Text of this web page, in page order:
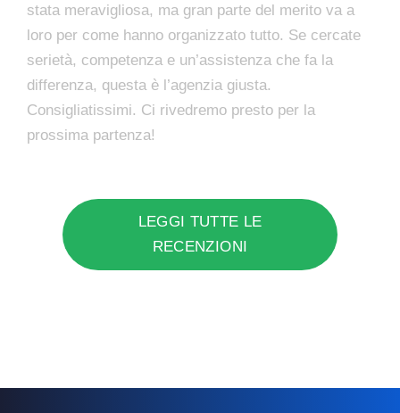
stata meravigliosa, ma gran parte del merito va a
loro per come hanno organizzato tutto. Se cercate
serietà, competenza e un’assistenza che fa la
differenza, questa è l’agenzia giusta.
Consigliatissimi. Ci rivedremo presto per la
prossima partenza!
LEGGI TUTTE LE
RECENZIONI